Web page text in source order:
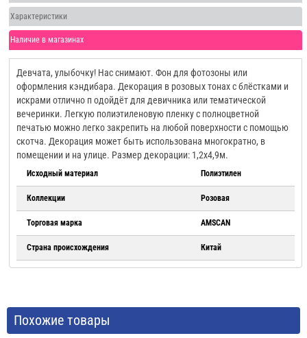
Характеристики
Наличие в магазинах
Девчата, улыбочку! Нас снимают. Фон для фотозоны или
оформления кэндибара. Декорация в розовых тонах с блёстками и
искрами отлично п одойдёт для девичника или тематической
вечеринки. Легкую полиэтиленовую пленку с полноцветной
печатью можно легко закрепить на любой поверхности с помощью
скотча. Декорация может быть использована многократно, в
помещении и на улице. Размер декорации: 1,2х4,9м.
Исходный материал Полиэтилен
Коллекции Розовая
Торговая марка AMSCAN
Страна происхождения Китай
Похожие товары